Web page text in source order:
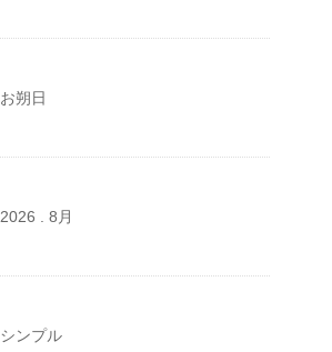
お朔日
2026 . 8月
シンプル